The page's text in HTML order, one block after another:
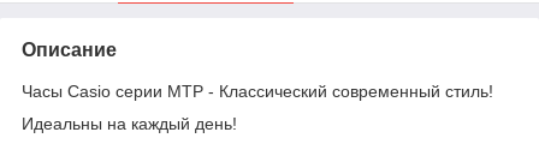
Описание
Часы Casio серии MTP - Классический современный стиль!
Идеальны на каждый день!